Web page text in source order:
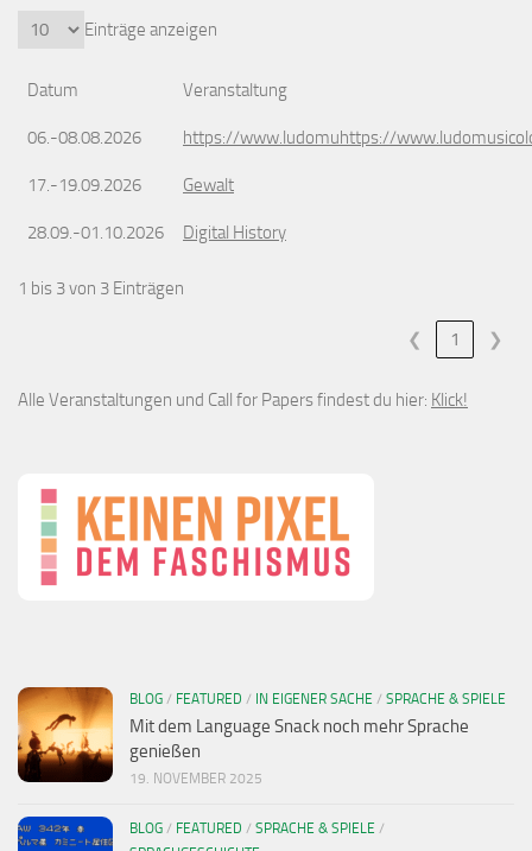
Einträge anzeigen
Datum Veranstaltung
06.-08.08.2026 https://www.ludomuhttps://
17.-19.09.2026 Gewalt
28.09.-01.10.2026 Digital History
1 bis 3 von 3 Einträgen
❮ 1 ❯
Alle Veranstaltungen und Call for Papers findest du hier: Klick!
BLOG / FEATURED / IN EIGENER SACHE / SPRACHE & SPIELE
Mit dem Language Snack noch mehr Sprache
genießen
19. NOVEMBER 2025
BLOG / FEATURED / SPRACHE & SPIELE /